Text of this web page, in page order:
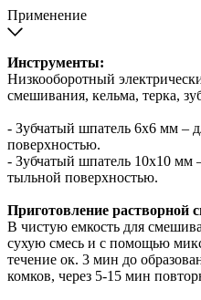
Применение
Инструменты:
Низкооборотный
смешивания, кельма, терка,
- Зубчатый шпатель 6x6 мм –
поверхностью.
- Зубчатый шпатель 10x10 мм
тыльной поверхностью.
Приготовление растворной
В чистую емкость для
сухую смесь и с помощью
течение ок. 3 мин до
комков, через 5-15 мин